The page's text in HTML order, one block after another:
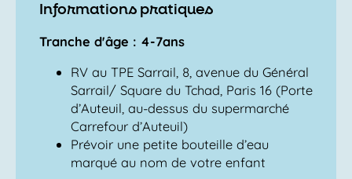
Informations pratiques
Tranche d'âge : 4-7ans
RV au TPE Sarrail, 8, avenue du Général
Sarrail/ Square du Tchad, Paris 16 (Porte
d’Auteuil, au-dessus du supermarché
Carrefour d’Auteuil)
Prévoir une petite bouteille d’eau
marqué au nom de votre enfant